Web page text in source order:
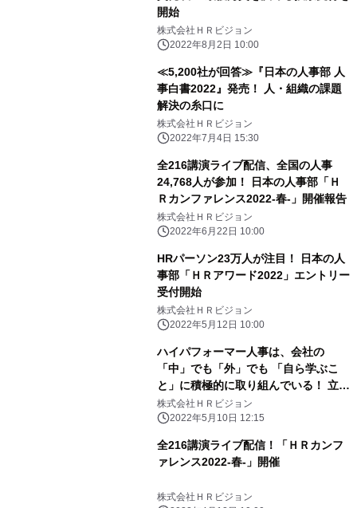
開始
株式会社ＨＲビジョン
2022年8月2日 10:00
≪5,200社が回答≫『日本の人事部 人
事白書2022』発売！ 人・組織の課題
解決の糸口に
株式会社ＨＲビジョン
2022年7月4日 15:30
全216講演ライブ配信、全国の人事
24,768人が参加！ 日本の人事部「Ｈ
Ｒカンファレンス2022-春-」開催報告
株式会社ＨＲビジョン
2022年6月22日 10:00
HRパーソン23万人が注目！ 日本の人
事部「ＨＲアワード2022」エントリー
受付開始
株式会社ＨＲビジョン
2022年5月12日 10:00
ハイパフォーマー人事は、会社の
「中」でも「外」でも 「自ら学ぶこ
と」に積極的に取り組んでいる！ 立教
大学 田中聡氏・中原淳氏と『日本の人
事部』による 「シン・人事の大研究」
株式会社ＨＲビジョン
2022年5月10日 12:15
全216講演ライブ配信！「ＨＲカンフ
ァレンス2022-春-」開催
株式会社ＨＲビジョン